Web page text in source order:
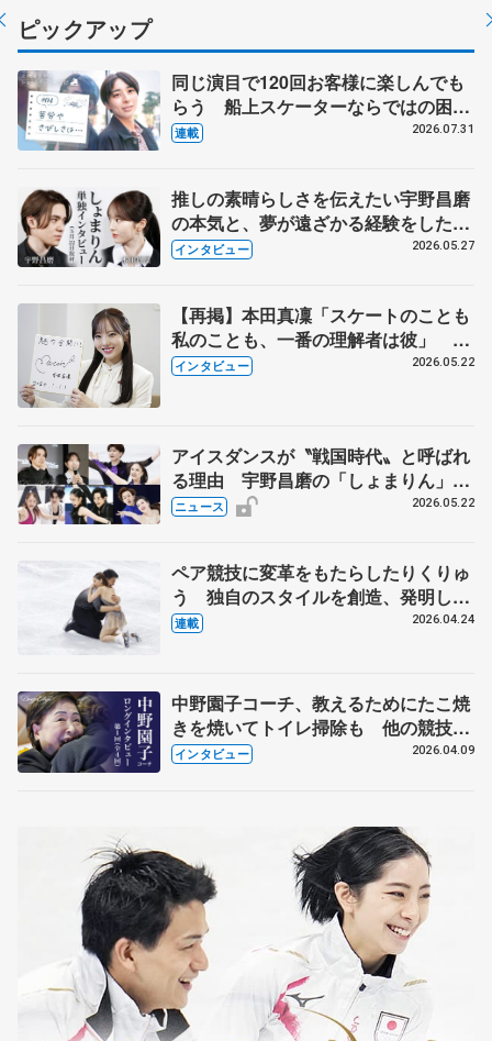
ピックアップ
同じ演目で120回お客様に楽しんでも
らう 船上スケーターならではの困難
とは 影響あったPIW前キャプテン松
連載 2026.07.31
推しの素晴らしさを伝えたい宇野昌磨
の本気と、夢が遠ざかる経験をした本
田真凜の覚悟
インタビュー 2026.05.27
【再掲】本田真凜「スケートのことも
私のことも、一番の理解者は彼」 引
退時の単独インタビューで語った競技
インタビュー 2026.05.22
アイスダンスが〝戦国時代〟と呼ばれ
る理由 宇野昌磨の「しょまりん」ら
実力者が相次いで参戦 国内の競争激
ニュース 2026.05.22
ペア競技に変革をもたらしたりくりゅ
う 独自のスタイルを創造、発明した
【引退発表後②】
連載 2026.04.24
中野園子コーチ、教えるためにたこ焼
きを焼いてトイレ掃除も 他の競技に
も通用するという坂本花織の筋肉
インタビュー 2026.04.09